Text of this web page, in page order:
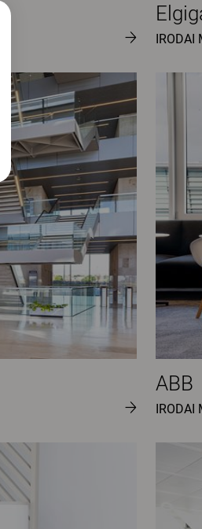
IRODAI
ABB
IRODAI